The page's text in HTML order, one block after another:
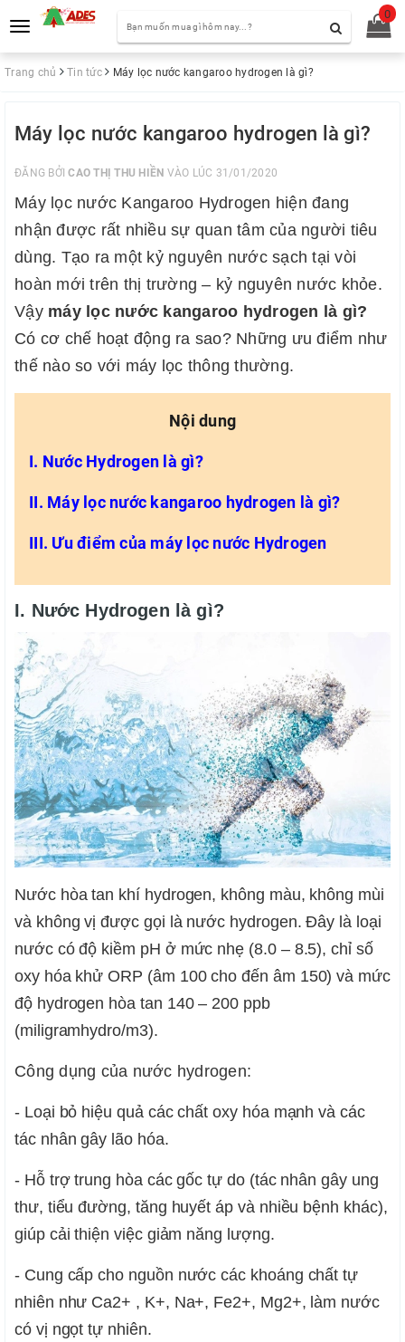
Toggle
navigation
0
Trang chủ Tin tức Máy lọc nước kangaroo hydrogen là gì?
Máy lọc nước kangaroo hydrogen là gì?
ĐĂNG BỞICAO THỊ THU HIỀN VÀO LÚC 31/01/2020
Máy lọc nước Kangaroo Hydrogen hiện đang
nhận được rất nhiều sự quan tâm của người tiêu
dùng. Tạo ra một kỷ nguyên nước sạch tại vòi
hoàn mới trên thị trường – kỷ nguyên nước khỏe.
Vậy máy lọc nước kangaroo hydrogen là gì?
Có cơ chế hoạt động ra sao? Những ưu điểm như
thế nào so với máy lọc thông thường.
Nội dung
I. Nước Hydrogen là gì?
II. Máy lọc nước kangaroo hydrogen là gì?
III. Ưu điểm của máy lọc nước Hydrogen
I. Nước Hydrogen là gì?
Nước hòa tan khí hydrogen, không màu, không mùi
và không vị được gọi là nước hydrogen. Đây là loại
nước có độ kiềm pH ở mức nhẹ (8.0 – 8.5), chỉ số
oxy hóa khử ORP (âm 100 cho đến âm 150) và mức
độ hydrogen hòa tan 140 – 200 ppb
(miligramhydro/m3).
Công dụng của nước hydrogen:
- Loại bỏ hiệu quả các chất oxy hóa mạnh và các
tác nhân gây lão hóa.
- Hỗ trợ trung hòa các gốc tự do (tác nhân gây ung
thư, tiểu đường, tăng huyết áp và nhiều bệnh khác),
giúp cải thiện việc giảm năng lượng.
- Cung cấp cho nguồn nước các khoáng chất tự
nhiên như Ca2+ , K+, Na+, Fe2+, Mg2+, làm nước
có vị ngọt tự nhiên.